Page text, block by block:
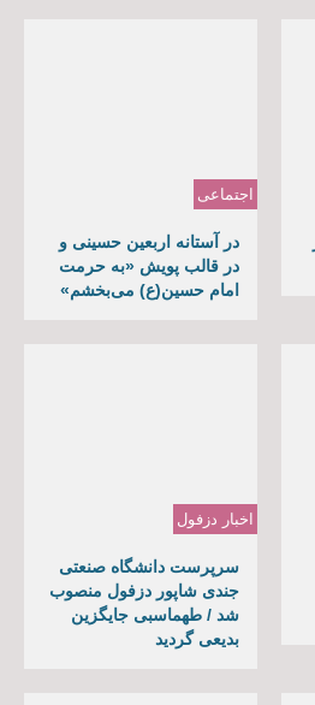
اجتماعی
در آستانه اربعین حسینی و
در قالب پویش «به حرمت
امام حسین(ع) می‌بخشم»
اخبار دزفول
سرپرست دانشگاه صنعتی
جندی شاپور دزفول منصوب
شد / طهماسبی جایگزین
بدیعی گردید